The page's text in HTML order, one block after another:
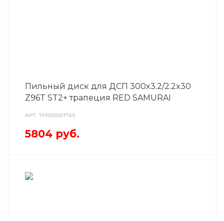
Пильный диск для ДСП 300x3.2/2.2x30
Z96T ST2+ трапеция RED SAMURAI
АРТ.TPRS0001765
5804 руб.